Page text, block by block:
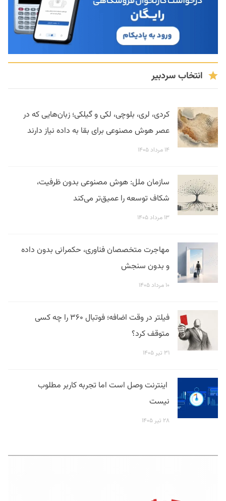
انتخاب سردبیر
کردی، لری، بلوچی، لکی و گیلکی؛ زبان‌هایی که در
عصر هوش مصنوعی برای بقا به داده نیاز دارند
۱۴ مرداد ۱۴۰۵
سازمان ملل: هوش مصنوعی بدون ظرفیت،
شکاف توسعه را عمیق‌تر می‌کند
۱۳ مرداد ۱۴۰۵
مهاجرت متخصصان فناوری، حکمرانی بدون داده
و بدون سنجش
۱۰ مرداد ۱۴۰۵
فیلتر در وقت اضافه؛ فوتبال ۳۶۰ را چه کسی
متوقف کرد؟
۳۱ تیر ۱۴۰۵
اینترنت وصل است اما تجربه کاربر مطلوب
نیست
۲۸ تیر ۱۴۰۵